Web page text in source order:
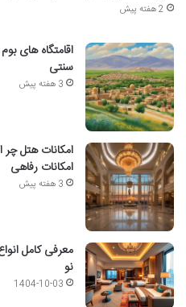
2 هفته پیش
اقامتگاه های
سنتی
3 هفته پیش
امکانات هتل چر
امکانات رفاهی
3 هفته پیش
معرفی کامل
نو
1404-10-03